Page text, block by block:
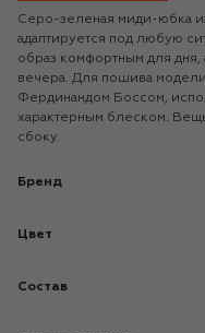
Серо-зеленая миди-юбка
адаптируется под любую
образ комфортным для
вечера. Для пошива
Фердинандом Боссом,
характерным блеском.
сбоку.
Бренд
Цвет
Состав